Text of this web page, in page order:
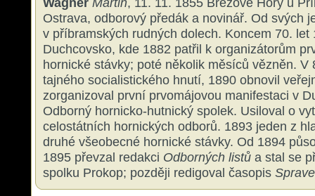
Ostrava, odborový předák a novinář. Od svých
v příbramských rudných dolech. Koncem 70. let
Duchcovsko, kde 1882 patřil k organizátorům
hornické stávky; poté několik měsíců vězněn. V
tajného socialistického hnutí, 1890 obnovil
zorganizoval první prvomájovou manifestaci v
Odborný hornicko-hutnický spolek. Usiloval o
celostátních hornických odborů. 1893 jeden z
druhé všeobecné hornické stávky. Od 1894
1895 převzal redakci Odborných listů a stal se
spolku Prokop; později redigoval časopis